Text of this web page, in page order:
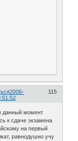
115
2006-
данный момент
к сдаче экзамена
на первый
равнодушно учу